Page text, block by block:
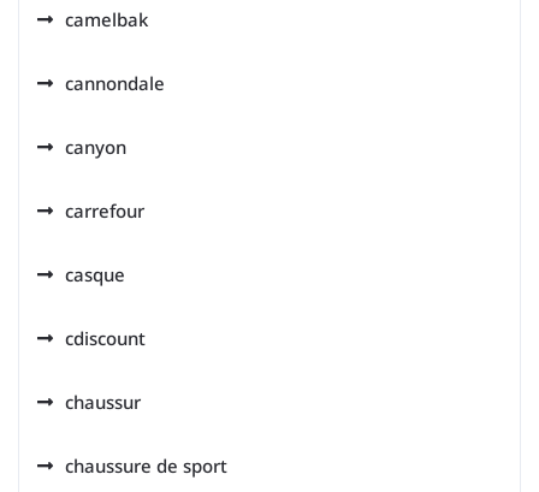
camelbak
cannondale
canyon
carrefour
casque
cdiscount
chaussur
chaussure de sport